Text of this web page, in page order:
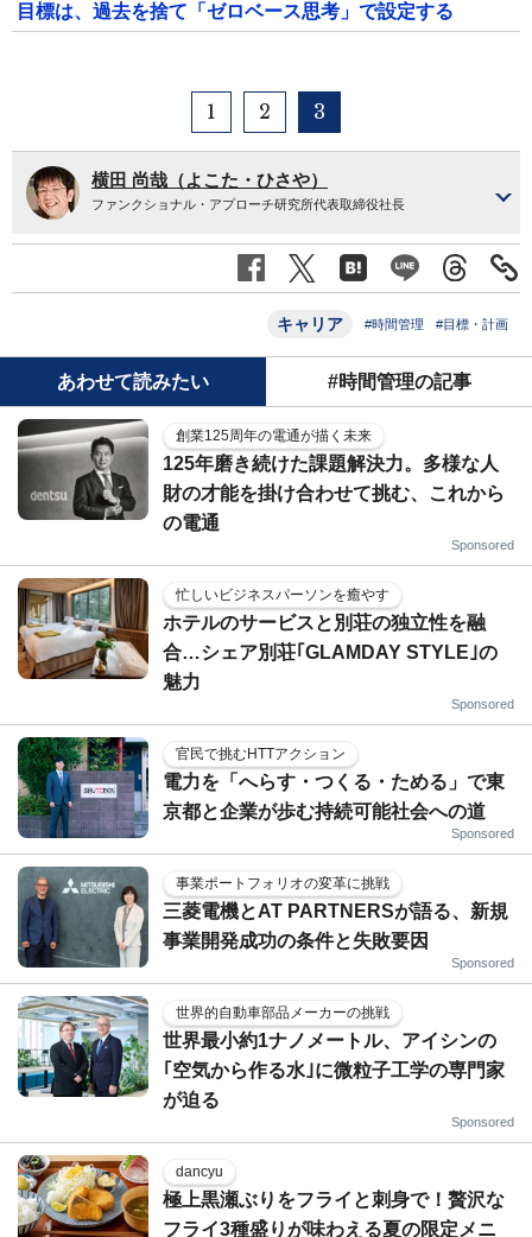
目標は、過去を捨て「ゼロベース思考」で設定する
1 2 3
横田 尚哉（よこた・ひさや）
ファンクショナル・アプローチ研究所代表取締役社長
キャリア #時間管理 #目標・計画
あわせて読みたい #時間管理の記事
創業125周年の電通が描く未来
125年磨き続けた課題解決力。多様な人
財の才能を掛け合わせて挑む、これから
の電通
Sponsored
忙しいビジネスパーソンを癒やす
ホテルのサービスと別荘の独立性を融
合…シェア別荘｢GLAMDAY STYLE｣の
魅力
Sponsored
官民で挑むHTTアクション
電力を「へらす・つくる・ためる」で東
京都と企業が歩む持続可能社会への道
Sponsored
事業ポートフォリオの変革に挑戦
三菱電機とAT PARTNERSが語る、新規
事業開発成功の条件と失敗要因
Sponsored
世界的自動車部品メーカーの挑戦
世界最小約1ナノメートル、アイシンの
｢空気から作る水｣に微粒子工学の専門家
が迫る
Sponsored
dancyu
極上黒瀬ぶりをフライと刺身で！贅沢な
フライ3種盛りが味わえる夏の限定メニ